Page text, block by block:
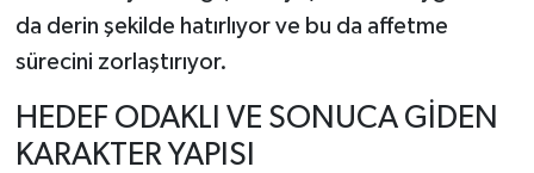
da derin şekilde hatırlıyor ve bu da affetme
sürecini zorlaştırıyor.
HEDEF ODAKLI VE SONUCA GİDEN
KARAKTER YAPISI